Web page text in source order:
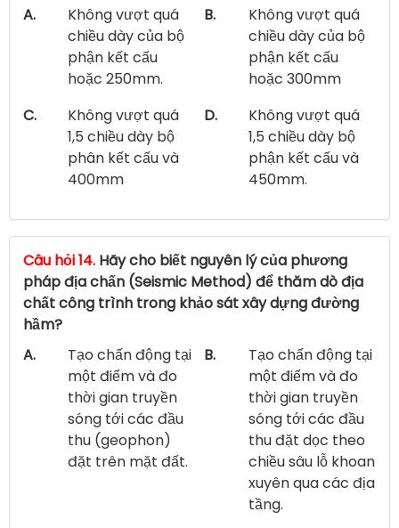
A.
Không vượt quá
chiều dày của bộ
phận kết cấu
hoặc 250mm.
B.
Không vượt quá
chiều dày của bộ
phận kết cấu
hoặc 300mm
C.
Không vượt quá
1,5 chiều dày bộ
phân kết cấu và
400mm
D.
Không vượt quá
1,5 chiều dày bộ
phận kết cấu và
450mm.
Câu hỏi 14. Hãy cho biết nguyên lý của phương
pháp địa chấn (Seismic Method) để thăm dò địa
chất công trình trong khảo sát xây dựng đường
hầm?
A.
Tạo chấn động tại
một điểm và đo
thời gian truyền
sóng tới các đầu
thu (geophon)
đặt trên mặt đất.
B.
Tạo chấn động tại
một điểm và đo
thời gian truyền
sóng tới các đầu
thu đặt dọc theo
chiều sâu lỗ khoan
xuyên qua các địa
tầng.